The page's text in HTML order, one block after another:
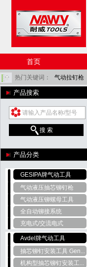
首页
热门关键词： 气动拉钉枪
角磨机 气铲
产品搜索
搜 索
产品分类
GESIPA牌气动工具
气动液压抽芯铆钉枪
气动液压铆螺母工具
全自动铆接系统
充电式/交流电式
Avdel牌气动工具
抽芯铆钉安装工具 Gen...
机构型抽芯铆钉安装工...